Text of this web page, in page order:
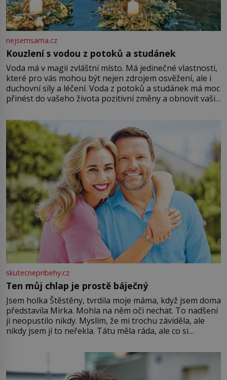
nejsemsama.cz
Kouzlení s vodou z potoků a studánek
Voda má v magii zvláštní místo. Má jedinečné vlastnosti,
které pro vás mohou být nejen zdrojem osvěžení, ale i
duchovní síly a léčení. Voda z potoků a studánek má moc
přinést do vašeho života pozitivní změny a obnovit vaši
můžete obohatit své rituály a přinést do svého života
větší harmonii a klid. Je důležité
skutecnepribehy.cz
Ten můj chlap je prostě báječný
Jsem holka Štěstěny, tvrdila moje máma, když jsem doma
představila Mirka. Mohla na něm oči nechat. To nadšení
ji neopustilo nikdy. Myslím, že mi trochu záviděla, ale
nikdy jsem jí to neřekla. Tátu měla ráda, ale co si
Jsme spolu moc rádi Tehdy byla jiná doba, když